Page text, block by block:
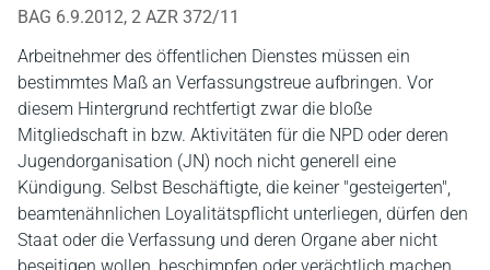
BAG 6.9.2012, 2 AZR 372/11
Arbeitnehmer des öffentlichen Dienstes müssen ein
bestimmtes Maß an Verfassungstreue aufbringen. Vor
diesem Hintergrund rechtfertigt zwar die bloße
Mitgliedschaft in bzw. Aktivitäten für die NPD oder deren
Jugendorganisation (JN) noch nicht generell eine
Kündigung. Selbst Beschäftigte, die keiner "gesteigerten",
beamtenähnlichen Loyalitätspflicht unterliegen, dürfen den
Staat oder die Verfassung und deren Organe aber nicht
beseitigen wollen, beschimpfen oder verächtlich machen.